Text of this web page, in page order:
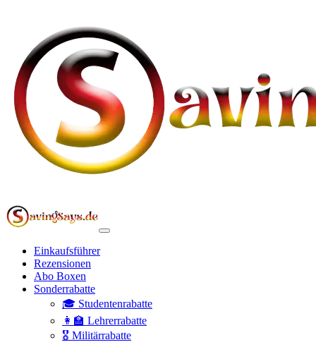
Einkaufsführer
Rezensionen
Abo Boxen
Sonderrabatte
🎓 Studentenrabatte
👩‍🏫 Lehrerrabatte
🎖️ Militärrabatte